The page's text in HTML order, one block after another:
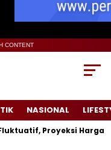
CONTENT
NASIONAL
Proyeksi Harga